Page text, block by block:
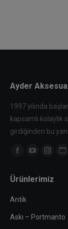
Ayder
1997 yılında
kapsamlı
girdiğinden bu
Find us on:
Facebook
opens
in
window
YouTube
opens
window
opens
window
Ürünlerimiz
Antik
Askı – Portmanto